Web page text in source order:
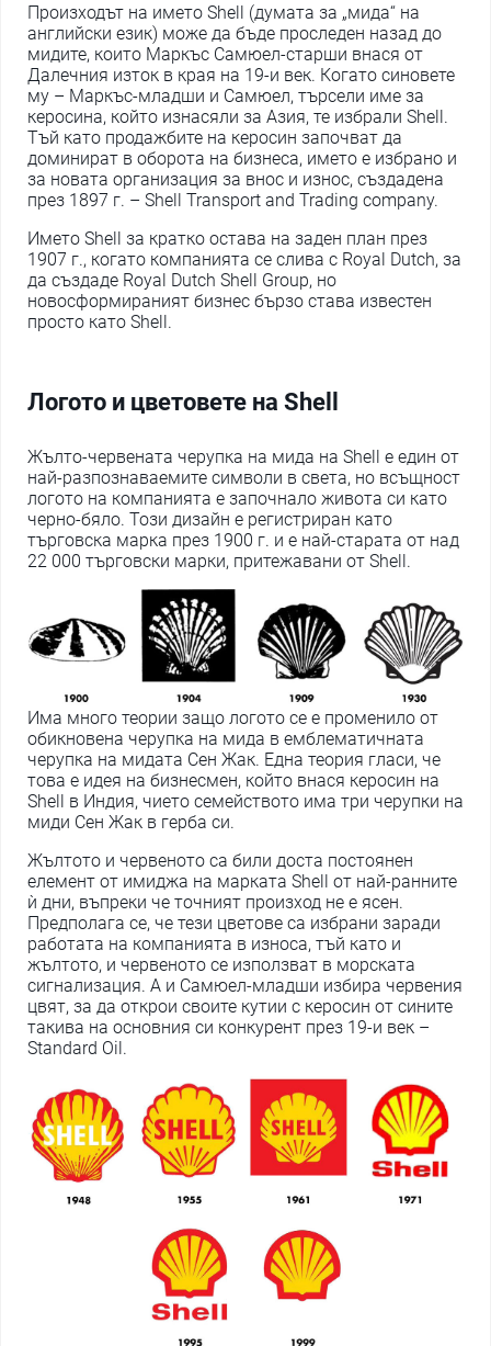
Произходът на името Shell (думата за „мида“ на
английски език) може да бъде проследен назад до
мидите, които Маркъс Самюел-старши внася от
Далечния изток в края на 19-и век. Когато синовете
му – Маркъс-младши и Самюел, търсели име за
керосина, който изнасяли за Азия, те избрали Shell.
Тъй като продажбите на керосин започват да
доминират в оборота на бизнеса, името е избрано и
за новата организация за внос и износ, създадена
през 1897 г. – Shell Transport and Trading company.
Името Shell за кратко остава на заден план през
1907 г., когато компанията се слива с Royal Dutch, за
да създаде Royal Dutch Shell Group, но
новосформираният бизнес бързо става известен
просто като Shell.
Логото и цветовете на Shell
Жълто-червената черупка на мида на Shell е един от
най-разпознаваемите символи в света, но всъщност
логото на компанията е започнало живота си като
черно-бяло. Този дизайн е регистриран като
търговска марка през 1900 г. и е най-старата от над
22 000 търговски марки, притежавани от Shell.
Има много теории защо логото се е променило от
обикновена черупка на мида в емблематичната
черупка на мидата Сен Жак. Една теория гласи, че
това е идея на бизнесмен, който внася керосин на
Shell в Индия, чието семейството има три черупки на
миди Сен Жак в герба си.
Жълтото и червеното са били доста постоянен
елемент от имиджа на марката Shell от най-ранните
ѝ дни, въпреки че точният произход не е ясен.
Предполага се, че тези цветове са избрани заради
работата на компанията в износа, тъй като и
жълтото, и червеното се използват в морската
сигнализация. А и Самюел-младши избира червения
цвят, за да открои своите кутии с керосин от сините
такива на основния си конкурент през 19-и век –
Standard Oil.